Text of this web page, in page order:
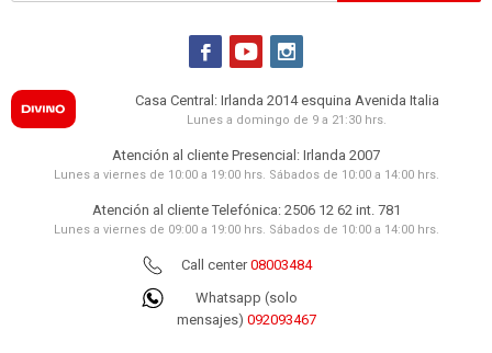
  
Casa Central: Irlanda 2014 esquina Avenida Italia
Lunes a domingo de 9 a 21:30 hrs.
Atención al cliente Presencial: Irlanda 2007
Lunes a viernes de 10:00 a 19:00 hrs. Sábados de 10:00 a 14:00 hrs.
Atención al cliente Telefónica: 2506 12 62 int. 781
Lunes a viernes de 09:00 a 19:00 hrs. Sábados de 10:00 a 14:00 hrs.
Call center08003484
Whatsapp (solo
mensajes) 092093467